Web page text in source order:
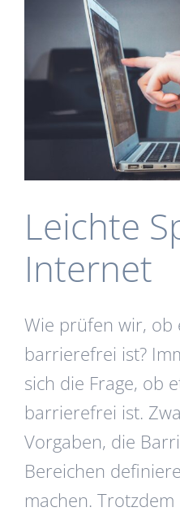
Leichte
Internet
Wie prüfen wir, ob
barrierefrei ist?
sich die Frage, ob
barrierefrei ist.
Vorgaben, die
Bereichen
machen.